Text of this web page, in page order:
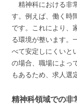
精神科における非
す。例えば、働く時
です。これにより、
る環境が整います。
べて安定しにくいと
の場合、職場によっ
もあるため、求人選
精神科領域での非